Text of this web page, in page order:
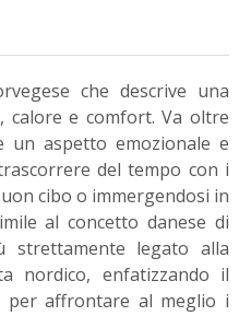
che descrive una
calore e comfort. Va oltre
un aspetto emozionale e
del tempo con i
cibo o immergendosi in
al concetto danese di
strettamente legato alla
nordico, enfatizzando il
per affrontare al meglio i